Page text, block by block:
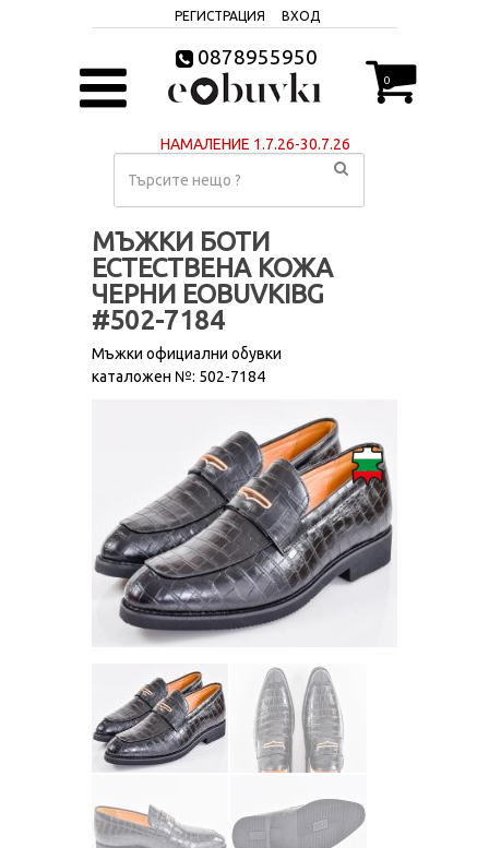
РЕГИСТРАЦИЯ ВХОД
0878955950
0
НАМАЛЕНИЕ 1.7.26-30.7.26
МЪЖКИ БОТИ
ЕСТЕСТВЕНА КОЖА
ЧЕРНИ EOBUVKIBG
#502-7184
Мъжки официални обувки
каталожен №: 502-7184